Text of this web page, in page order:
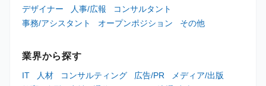
デザイナー
人事/広報
コンサルタント
事務/アシスタント
オープンポジション その他
業界から探す
IT 人材 コンサルティング 広告/PR
メディア/出版